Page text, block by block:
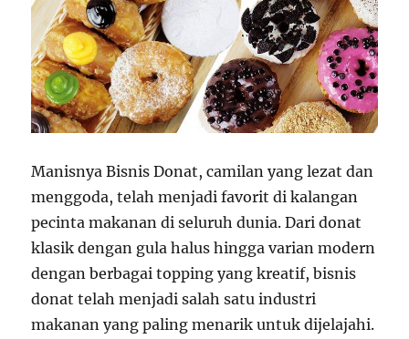
Manisnya Bisnis Donat, camilan yang lezat dan
menggoda, telah menjadi favorit di kalangan
pecinta makanan di seluruh dunia. Dari donat
klasik dengan gula halus hingga varian modern
dengan berbagai topping yang kreatif, bisnis
donat telah menjadi salah satu industri
makanan yang paling menarik untuk dijelajahi.